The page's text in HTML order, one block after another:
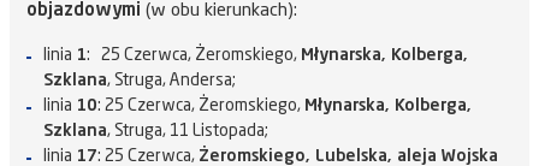
objazdowymi (w obu kierunkach):
linia 1: 25 Czerwca, Żeromskiego, Młynarska, Kolberga,
Szklana, Struga, Andersa;
linia 10: 25 Czerwca, Żeromskiego, Młynarska, Kolberga,
Szklana, Struga, 11 Listopada;
linia 17: 25 Czerwca, Żeromskiego, Lubelska, aleja Wojska